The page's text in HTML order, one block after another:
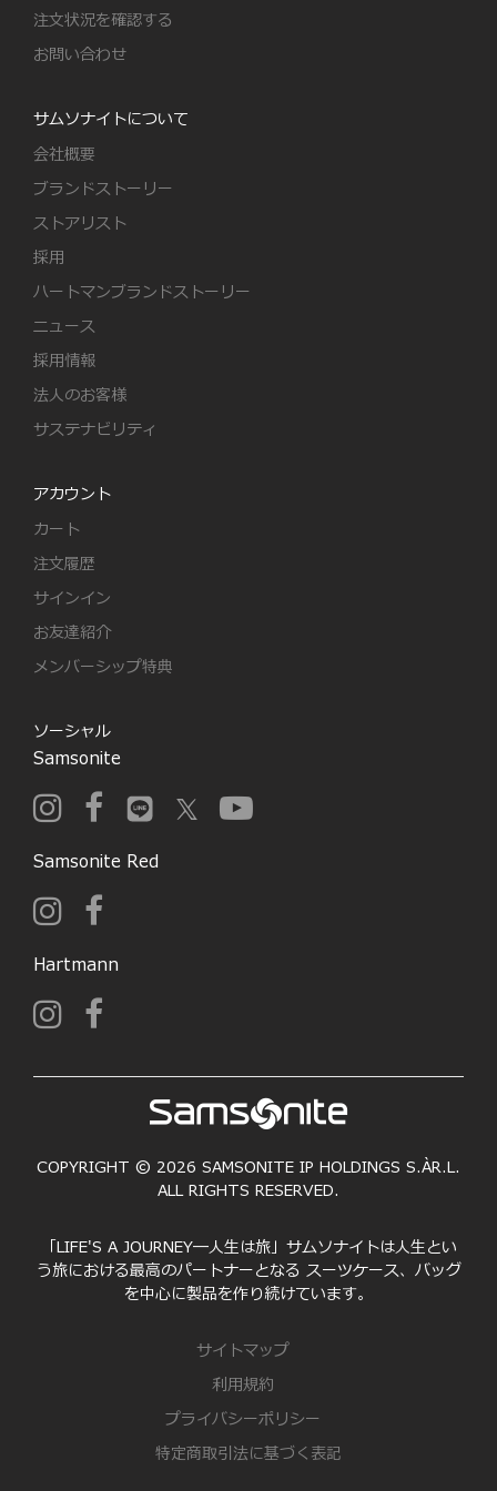
注文状況を確認する
お問い合わせ
サムソナイトについて
会社概要
ブランドストーリー
ストアリスト
採用
ハートマンブランドストーリー
ニュース
採用情報
法人のお客様
サステナビリティ
アカウント
カート
注文履歴
サインイン
お友達紹介
メンバーシップ特典
ソーシャル
Samsonite
Samsonite Red
Hartmann
COPYRIGHT © 2026 SAMSONITE IP HOLDINGS S.ÀR.L.
ALL RIGHTS RESERVED.
「LIFE'S A JOURNEY―人生は旅」サムソナイトは人生とい
う旅における最高のパートナーとなる スーツケース、バッグ
を中心に製品を作り続けています。
サイトマップ
利用規約
プライバシーポリシー
特定商取引法に基づく表記